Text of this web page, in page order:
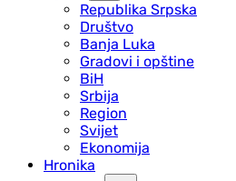
Republika Srpska
Društvo
Banja Luka
Gradovi i opštine
BiH
Srbija
Region
Svijet
Ekonomija
Hronika